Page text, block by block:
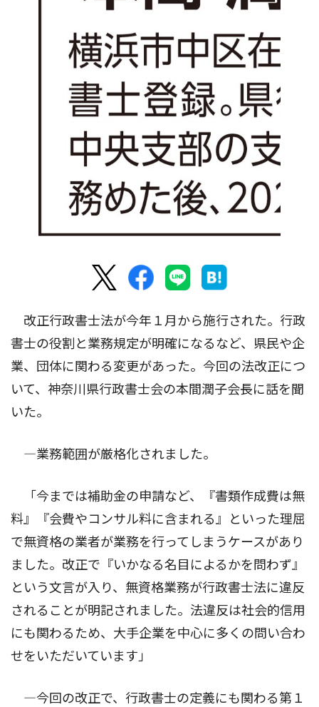
改正行政書士法が今年１月から施行された。行政
書士の役割と業務規定が明確になるなど、県民や企
業、団体に関わる変更があった。今回の法改正につ
いて、神奈川県行政書士会の本間潤子会長に話を聞
いた。
―業務範囲が厳格化されました。
「今までは補助金の申請など、『書類作成費は無
料』『会費やコンサル料に含まれる』といった理屈
で無資格の業者が業務を行ってしまうケースがあり
ました。改正で『いかなる名目によるかを問わず』
という文言が入り、無資格業務が行政書士法に違反
されることが明記されました。法違反は社会的信用
にも関わるため、大手企業を中心に多くの問い合わ
せをいただいています」
―今回の改正で、行政書士の定義にも関わる第１